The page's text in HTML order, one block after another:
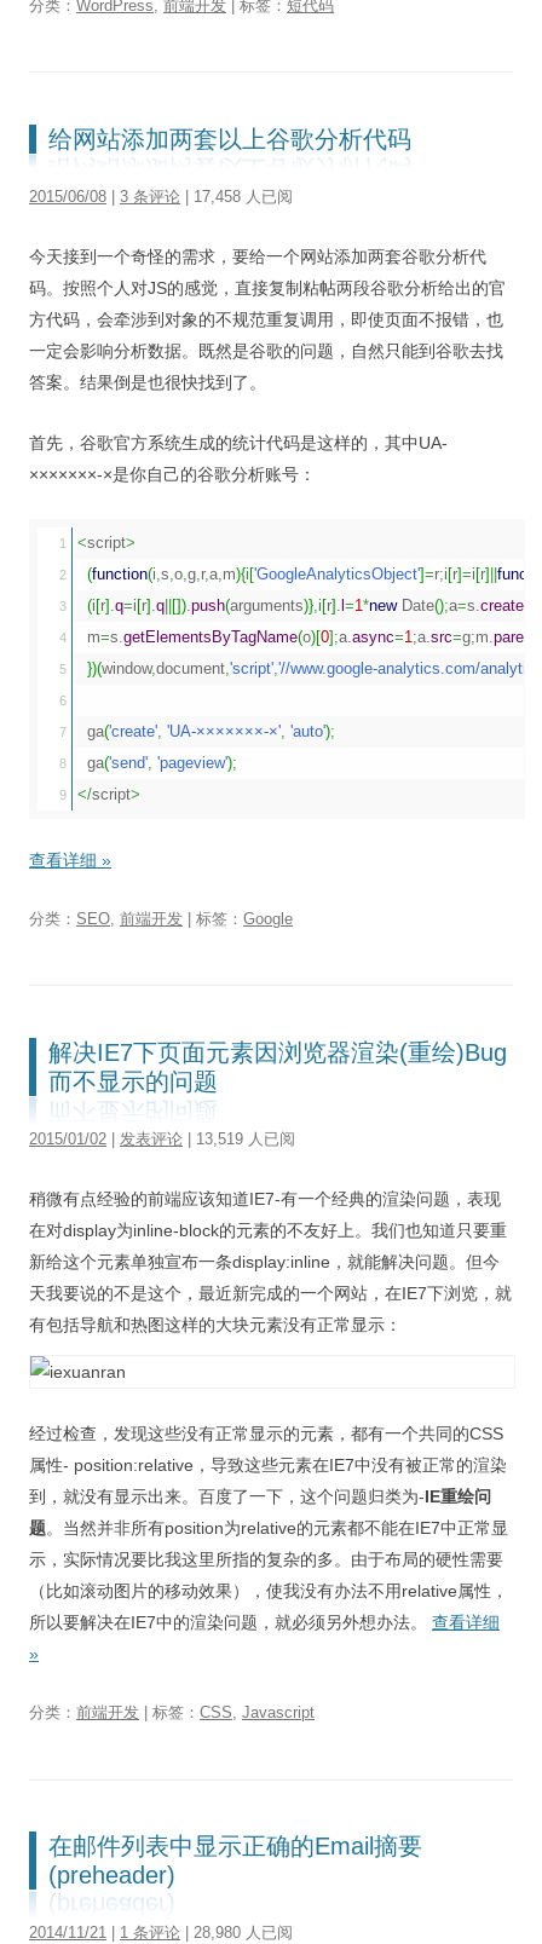
分类： WordPress 前端开发 | 标签： 短代码
给网站添加两套以上谷歌分析代码
2015/06/08 3 条评论 | 17,458 人已阅
今天接到一个奇怪的需求，要给一个网站添加两套谷歌分析代
码。按照个人对JS的感觉，直接复制粘帖两段谷歌分析给出的官
方代码，会牵涉到对象的不规范重复调用，即使页面不报错，也
一定会影响分析数据。既然是谷歌的问题，自然只能到谷歌去找
答案。结果倒是也很快找到了。
首先，谷歌官方系统生成的统计代码是这样的，其中UA-
×××××××-×是你自己的谷歌分析账号：
1
2
3
4
5
6
7
8
<script>
(function(i s o g r, a m){i ['GoogleAnalyticsObject']=r;i [r]=i [r]
(i [r] q=i [r] q []) push(arguments)} i [r] =1 *new Date();a=s.
  m
=s. getElementsByTagName(o)[0] ;a. async=1 ;a. src=g;m.
})(window,document 'script' '//www.google-analytics.com/
  ga
('create' 'UA-×××××××-×' 'auto');
  ga
('send' 'pageview');
</script>
查看详细 »
分类： SEO 前端开发 | 标签： Google
解决IE7下页面元素因浏览器渲染(重绘)Bug
而不显示的问题
2015/01/02 发表评论 | 13,519 人已阅
稍微有点经验的前端应该知道IE7-有一个经典的渲染问题，表现
在对display为inline-block的元素的不友好上。我们也知道只要重
新给这个元素单独宣布一条display:inline，就能解决问题。但今
天我要说的不是这个，最近新完成的一个网站，在IE7下浏览，就
有包括导航和热图这样的大块元素没有正常显示：
经过检查，发现这些没有正常显示的元素，都有一个共同的CSS
属性- position:relative，导致这些元素在IE7中没有被正常的渲染
到，就没有显示出来。百度了一下，这个问题归类为-IE重绘问
题。当然并非所有position为relative的元素都不能在IE7中正常显
示，实际情况要比我这里所指的复杂的多。由于布局的硬性需要
（比如滚动图片的移动效果），使我没有办法不用relative属性，
所以要解决在IE7中的渲染问题，就必须另外想办法。 查看详细
»
分类： 前端开发 | 标签： CSS, Javascript
在邮件列表中显示正确的Email摘要
(preheader)
2014/11/21 1 条评论 | 28,980 人已阅